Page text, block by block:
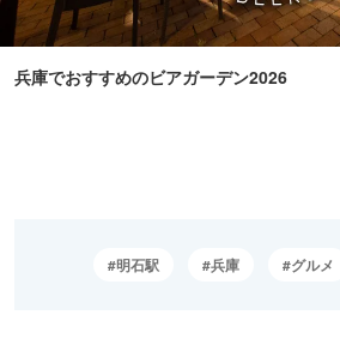
兵庫でおすすめのビアガーデン2026
明石駅 兵庫 グルメ